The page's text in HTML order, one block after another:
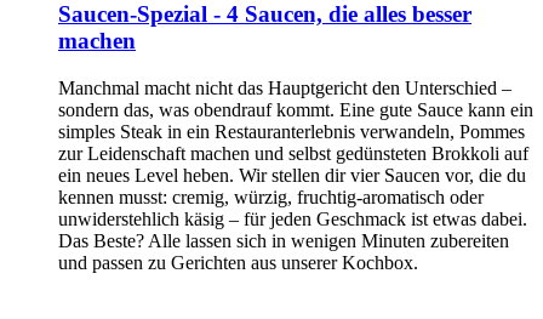
Saucen-Spezial - 4 Saucen, die alles besser
machen
Manchmal macht nicht das Hauptgericht den Unterschied –
sondern das, was obendrauf kommt. Eine gute Sauce kann ein
simples Steak in ein Restauranterlebnis verwandeln, Pommes
zur Leidenschaft machen und selbst gedünsteten Brokkoli auf
ein neues Level heben. Wir stellen dir vier Saucen vor, die du
kennen musst: cremig, würzig, fruchtig-aromatisch oder
unwiderstehlich käsig – für jeden Geschmack ist etwas dabei.
Das Beste? Alle lassen sich in wenigen Minuten zubereiten
und passen zu Gerichten aus unserer Kochbox.